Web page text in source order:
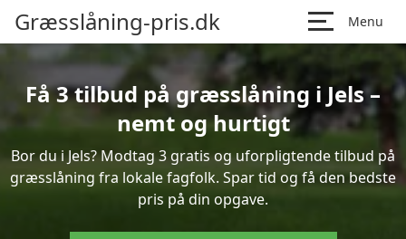
Græsslåning-pris.dk Menu
Få 3 tilbud på græsslåning i Jels –
nemt og hurtigt
Bor du i Jels? Modtag 3 gratis og uforpligtende tilbud på
græsslåning fra lokale fagfolk. Spar tid og få den bedste
pris på din opgave.